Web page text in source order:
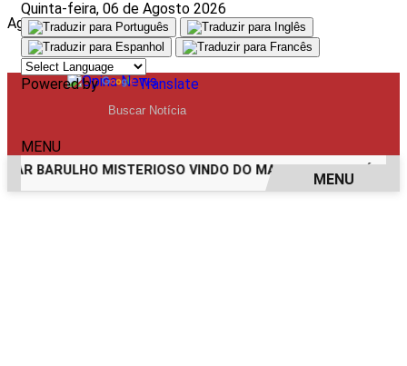
Aguarde, carregando...
Quinta-feira, 06 de Agosto 2026
Powered by Translate
MENU
MISTERIOSO VINDO DO MAR MULHER É AGREDIDA
MENU